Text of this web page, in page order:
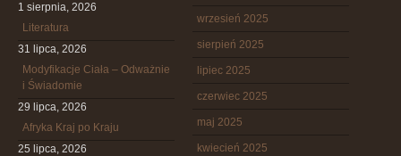
1 sierpnia, 2026
Literatura
31 lipca, 2026
Modyfikacje Ciała – Odważnie
i Świadomie
29 lipca, 2026
Afryka Kraj po Kraju
25 lipca, 2026
wrzesień 2025
sierpień 2025
lipiec 2025
czerwiec 2025
maj 2025
kwiecień 2025